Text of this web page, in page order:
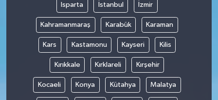
Isparta İstanbul İzmir
Kahramanmaraş Karabük Karaman
Kars Kastamonu Kayseri Kilis
Kırıkkale Kırklareli Kırşehir
Kocaeli Konya Kütahya Malatya